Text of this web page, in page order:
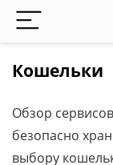
Кошельки
Обзор
безопасно
выбору